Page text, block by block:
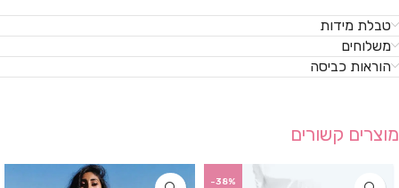
טבלת מידות
משלוחים
הוראות כביסה
מוצרים קשורים
-38%